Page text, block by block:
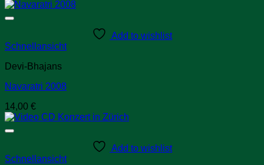
Add to wishlist
Schnellansicht
Devi-Bhajans
Navaratri 2008
14,00 €
Add to wishlist
Schnellansicht